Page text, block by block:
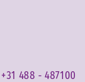
+31 488 - 487100